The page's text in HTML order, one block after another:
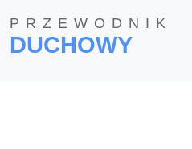
PRZEWODNIK
DUCHOWY